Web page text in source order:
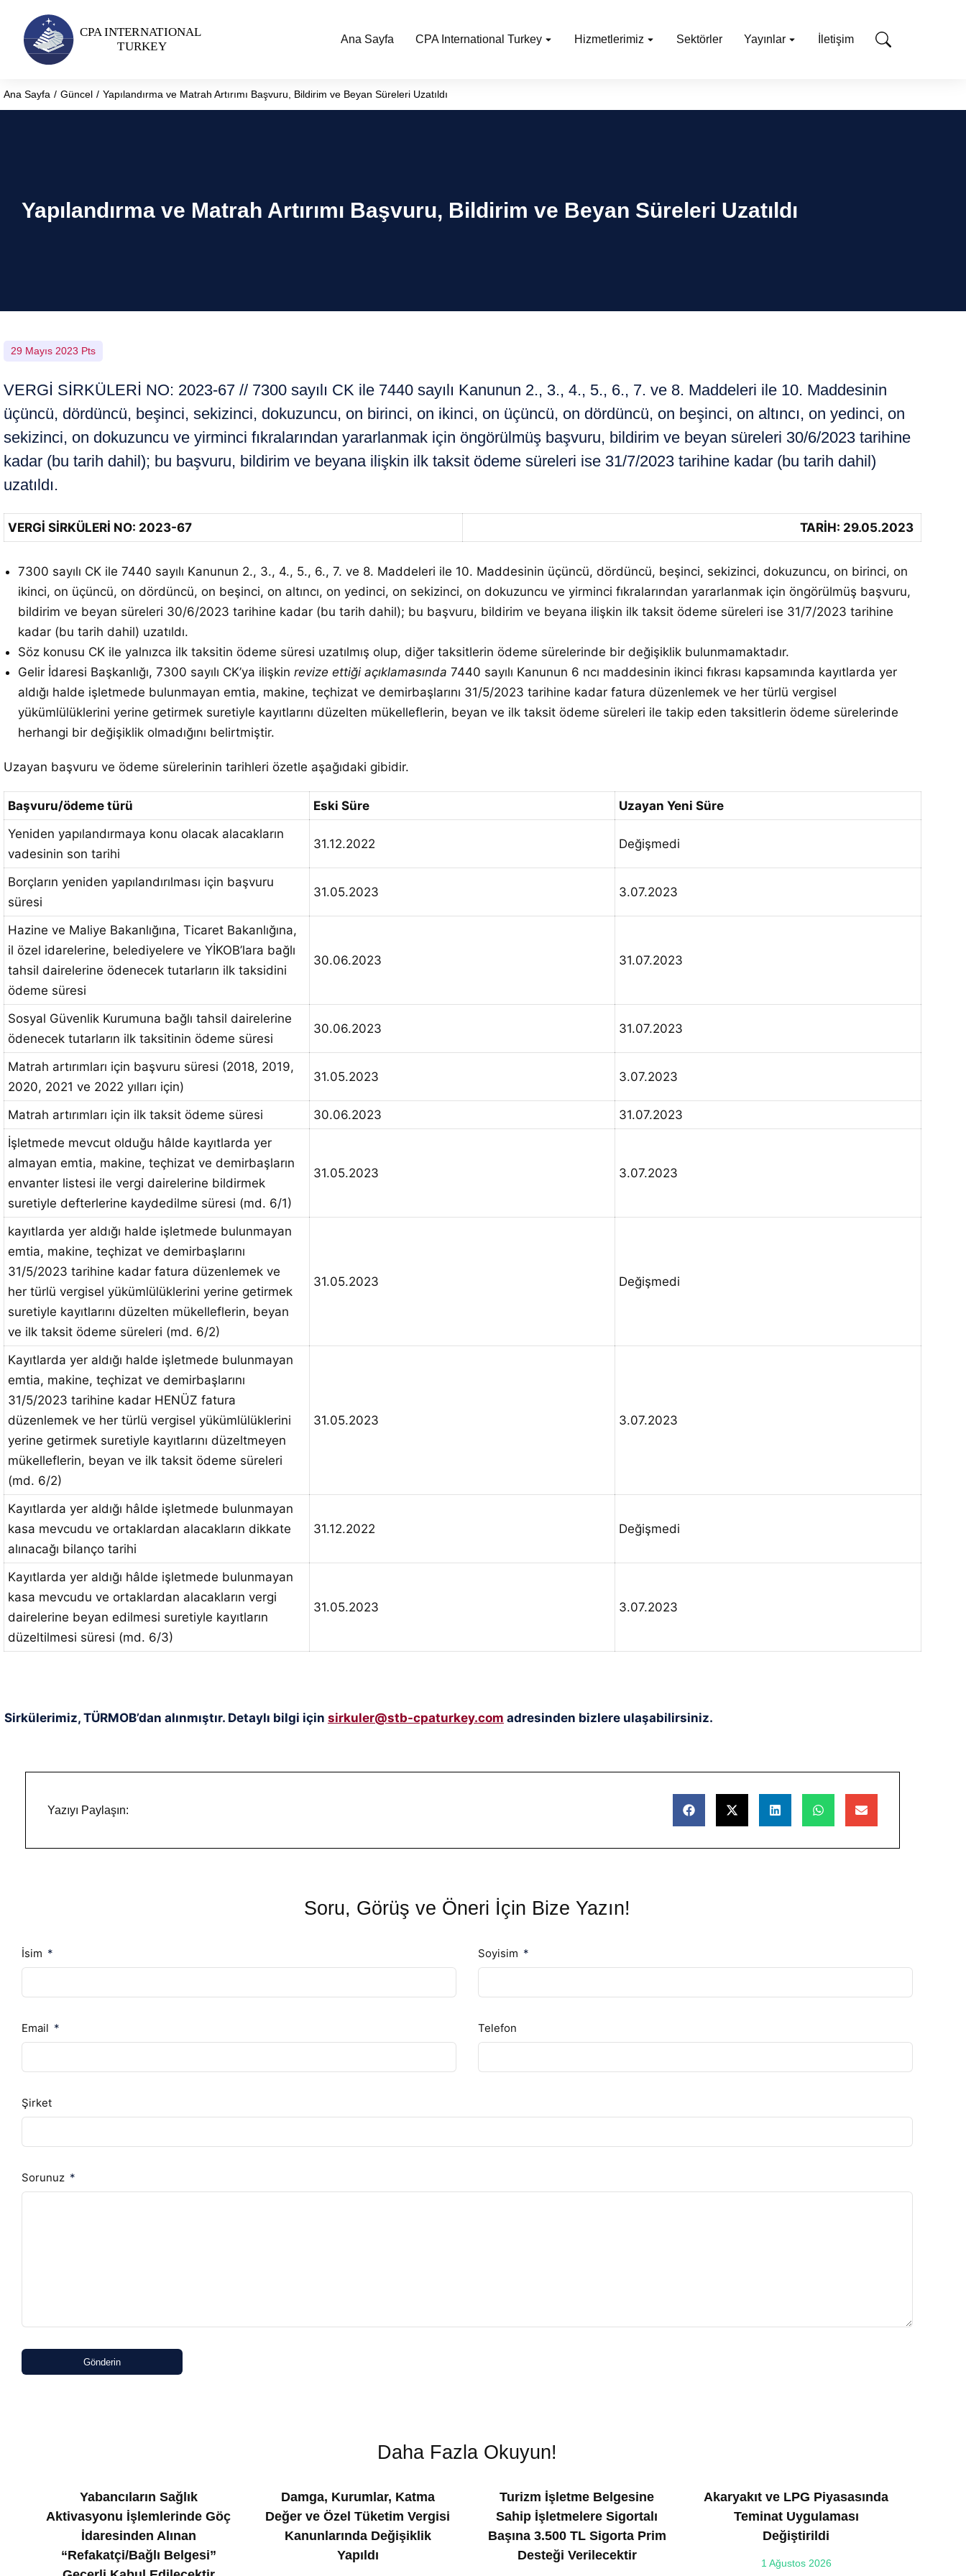
Ana Sayfa CPA International Turkey Hizmetlerimiz Sektörler Yayınlar İletişim
You are here:
Ana Sayfa Güncel Yapılandırma ve Matrah Artırımı Başvuru, Bildirim ve Beyan Süreleri Uzatıldı
Yapılandırma ve Matrah Artırımı Başvuru, Bildirim ve Beyan Süreleri Uzatıldı
29 Mayıs 2023 Pts
VERGİ SİRKÜLERİ NO: 2023-67 // 7300 sayılı CK ile 7440 sayılı Kanunun 2., 3., 4., 5., 6., 7. ve 8. Maddeleri ile 10. Maddesinin
üçüncü, dördüncü, beşinci, sekizinci, dokuzuncu, on birinci, on ikinci, on üçüncü, on dördüncü, on beşinci, on altıncı, on yedinci, on
sekizinci, on dokuzuncu ve yirminci fıkralarından yararlanmak için öngörülmüş başvuru, bildirim ve beyan süreleri 30/6/2023 tarihine
kadar (bu tarih dahil); bu başvuru, bildirim ve beyana ilişkin ilk taksit ödeme süreleri ise 31/7/2023 tarihine kadar (bu tarih dahil)
uzatıldı.
VERGİ SİRKÜLERİ NO: 2023-67 TARİH: 29.05.2023
7300 sayılı CK ile 7440 sayılı Kanunun 2., 3., 4., 5., 6., 7. ve 8. Maddeleri ile 10. Maddesinin üçüncü, dördüncü, beşinci, sekizinci, dokuzuncu, on birinci, on
ikinci, on üçüncü, on dördüncü, on beşinci, on altıncı, on yedinci, on sekizinci, on dokuzuncu ve yirminci fıkralarından yararlanmak için öngörülmüş başvuru,
bildirim ve beyan süreleri 30/6/2023 tarihine kadar (bu tarih dahil); bu başvuru, bildirim ve beyana ilişkin ilk taksit ödeme süreleri ise 31/7/2023 tarihine
kadar (bu tarih dahil) uzatıldı.
Söz konusu CK ile yalnızca ilk taksitin ödeme süresi uzatılmış olup, diğer taksitlerin ödeme sürelerinde bir değişiklik bulunmamaktadır.
Gelir İdaresi Başkanlığı, 7300 sayılı CK’ya ilişkin revize ettiği açıklamasında 7440 sayılı Kanunun 6 ncı maddesinin ikinci fıkrası kapsamında kayıtlarda yer
aldığı halde işletmede bulunmayan emtia, makine, teçhizat ve demirbaşlarını 31/5/2023 tarihine kadar fatura düzenlemek ve her türlü vergisel
yükümlülüklerini yerine getirmek suretiyle kayıtlarını düzelten mükelleflerin, beyan ve ilk taksit ödeme süreleri ile takip eden taksitlerin ödeme sürelerinde
herhangi bir değişiklik olmadığını belirtmiştir.
Uzayan başvuru ve ödeme sürelerinin tarihleri özetle aşağıdaki gibidir.
Başvuru/ödeme türü Eski Süre
Uzayan Yeni Süre
Yeniden yapılandırmaya konu olacak alacakların
vadesinin son tarihi
31.12.2022 Değişmedi
Borçların yeniden yapılandırılması için başvuru
süresi
31.05.2023 3.07.2023
Hazine ve Maliye Bakanlığına, Ticaret Bakanlığına,
il özel idarelerine, belediyelere ve YİKOB’lara bağlı
tahsil dairelerine ödenecek tutarların ilk taksidini
ödeme süresi
30.06.2023 31.07.2023
Sosyal Güvenlik Kurumuna bağlı tahsil dairelerine
ödenecek tutarların ilk taksitinin ödeme süresi
30.06.2023 31.07.2023
Matrah artırımları için başvuru süresi (2018, 2019,
2020, 2021 ve 2022 yılları için)
31.05.2023 3.07.2023
Matrah artırımları için ilk taksit ödeme süresi 30.06.2023
31.07.2023
İşletmede mevcut olduğu hâlde kayıtlarda yer
almayan emtia, makine, teçhizat ve demirbaşların
envanter listesi ile vergi dairelerine bildirmek
suretiyle defterlerine kaydedilme süresi (md. 6/1)
31.05.2023 3.07.2023
kayıtlarda yer aldığı halde işletmede bulunmayan
emtia, makine, teçhizat ve demirbaşlarını
31/5/2023 tarihine kadar fatura düzenlemek ve
her türlü vergisel yükümlülüklerini yerine getirmek
suretiyle kayıtlarını düzelten mükelleflerin, beyan
ve ilk taksit ödeme süreleri (md. 6/2)
31.05.2023 Değişmedi
Kayıtlarda yer aldığı halde işletmede bulunmayan
emtia, makine, teçhizat ve demirbaşlarını
31/5/2023 tarihine kadar HENÜZ fatura
düzenlemek ve her türlü vergisel yükümlülüklerini
yerine getirmek suretiyle kayıtlarını düzeltmeyen
mükelleflerin, beyan ve ilk taksit ödeme süreleri
(md. 6/2)
31.05.2023 3.07.2023
Kayıtlarda yer aldığı hâlde işletmede bulunmayan
kasa mevcudu ve ortaklardan alacakların dikkate
alınacağı bilanço tarihi
31.12.2022 Değişmedi
Kayıtlarda yer aldığı hâlde işletmede bulunmayan
kasa mevcudu ve ortaklardan alacakların vergi
dairelerine beyan edilmesi suretiyle kayıtların
düzeltilmesi süresi (md. 6/3)
31.05.2023 3.07.2023
Sirkülerimiz, TÜRMOB’dan alınmıştır. Detaylı bilgi için sirkuler@stb-cpaturkey.com adresinden bizlere ulaşabilirsiniz.
Yazıyı Paylaşın:
Soru, Görüş ve Öneri İçin Bize Yazın!
İsim Soyisim
Email Telefon
Şirket
Sorunuz
Gönderin
Daha Fazla Okuyun!
Yabancıların Sağlık
Aktivasyonu İşlemlerinde Göç
İdaresinden Alınan
“Refakatçi/Bağlı Belgesi”
Damga, Kurumlar, Katma
Değer ve Özel Tüketim Vergisi
Kanunlarında Değişiklik
Yapıldı
Turizm İşletme Belgesine
Sahip İşletmelere Sigortalı
Başına 3.500 TL Sigorta Prim
Desteği Verilecektir
Akaryakıt ve LPG Piyasasında
Teminat Uygulaması
Değiştirildi
1 Ağustos 2026